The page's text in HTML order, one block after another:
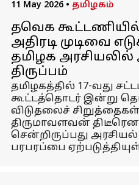
11 May 2026 • தமிழகம்
தவெக
அதிரடி முடிவை
தமிழக அரசியலில்
திருப்பம்
தமிழகத்தில் 17-வது
கூட்டத்தொடர் இன்று
விடுதலைச்
திருமாவளவன் திடீரென
சென்றிருப்பது
பரபரப்பை